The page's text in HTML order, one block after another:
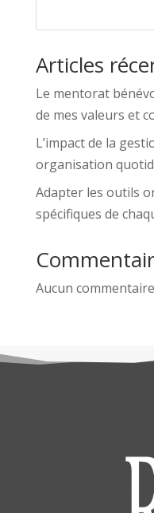
Articles
Le mentorat
de mes valeurs et
L’impact de la
organisation
Adapter les outils
spécifiques de
Aucun